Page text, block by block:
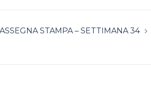
STAMPA – SETTIMANA 34